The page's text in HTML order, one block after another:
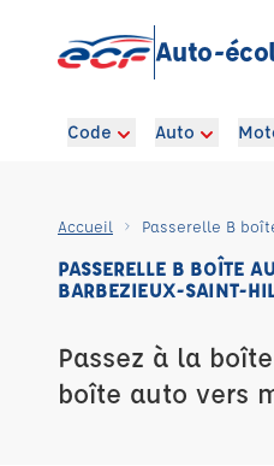
Auto-
Code Auto
Accueil Passerelle B
PASSERELLE B BOÎTE
BARBEZIEUX-SAINT-
Passez à la
boîte auto vers